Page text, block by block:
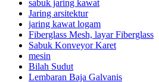
sabuk jaring kawat
Jaring arsitektur
jaring kawat logam
Fiberglass Mesh, layar Fiberglass
Sabuk Konveyor Karet
mesin
Bilah Sudut
Lembaran Baja Galvanis